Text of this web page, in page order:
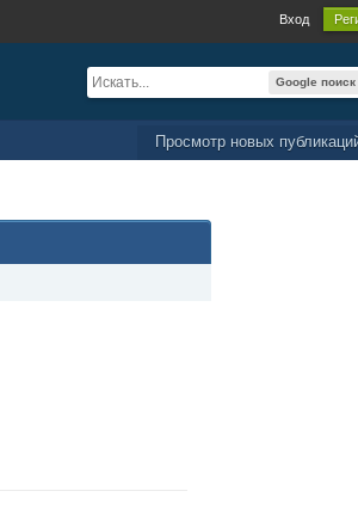
Вход
Google поиск
Просмотр новых